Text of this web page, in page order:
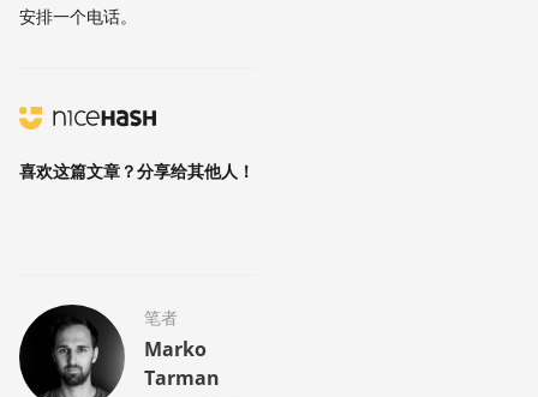
安排一个电话。
喜欢这篇文章？分享给其他人！
笔者
Marko
Tarman